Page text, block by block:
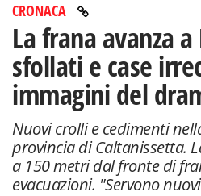
CRONACA
La frana avanza
sfollati e case
immagini del
Nuovi crolli e cedimenti
provincia di Caltanissetta.
a 150 metri dal fronte di
evacuazioni. "Servono